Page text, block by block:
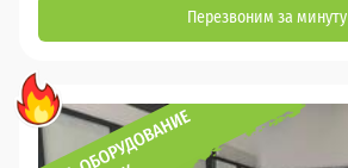
Перезвоним за минуту